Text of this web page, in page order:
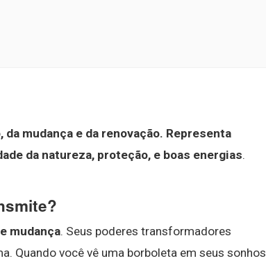
mudança e da renovação. Representa
da natureza, proteção, e boas energias.
mudança. Seus poderes transformadores
Quando você vê uma borboleta em seus sonhos